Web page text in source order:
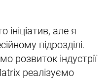
але я
підрозділі.
розвиток індустрії
реалізуємо